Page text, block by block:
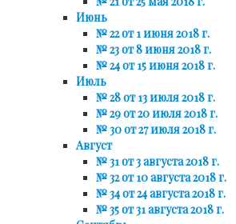
Июнь
№ 22 от 1 июня 2018 г.
№ 23 от 8 июня 2018 г.
№ 24 от 15 июня 2018 г.
Июль
№ 28 от 13 июля 2018 г.
№ 29 от 20 июля 2018 г.
№ 30 от 27 июля 2018 г.
Август
№ 31 от 3 августа 2018 г.
№ 32 от 10 августа 2018 г.
№ 34 от 24 августа 2018 г.
№ 35 от 31 августа 2018 г.